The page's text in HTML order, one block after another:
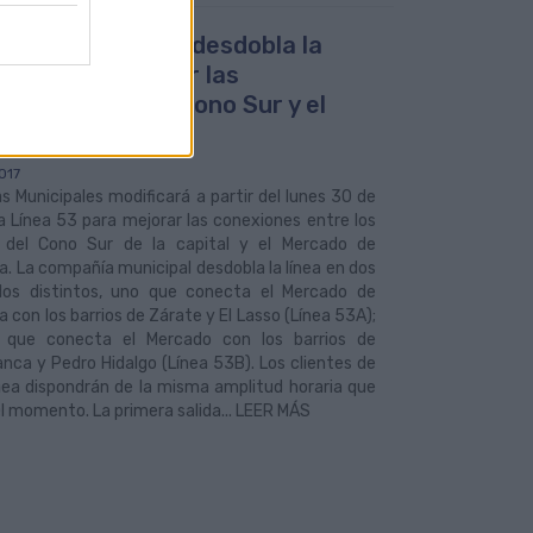
Municipales desdobla la
53 para mejorar las
entre el Cono Sur y el
Municipales modificará a partir del lunes 30 de
Línea 53 para mejorar las conexiones entre los
del Cono Sur de la capital y el Mercado de
La compañía municipal desdobla la línea en dos
distintos, uno que conecta el Mercado de
con los barrios de Zárate y El Lasso (Línea 53A);
conecta el Mercado con los barrios de
y Pedro Hidalgo (Línea 53B). Los clientes de
dispondrán de la misma amplitud horaria que
momento. La primera salida... LEER MÁS